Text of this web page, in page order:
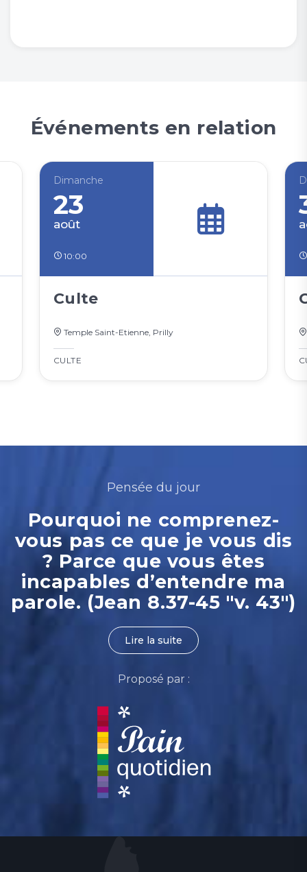
Événements en relation
Dimanche
23
août
10:00
Culte
Temple Saint-Etienne, Prilly
CULTE
Pensée du jour
Pourquoi ne comprenez-
vous pas ce que je vous dis
? Parce que vous êtes
incapables d’entendre ma
parole. (Jean 8.37-45 "v. 43")
Lire la suite
Proposé par :